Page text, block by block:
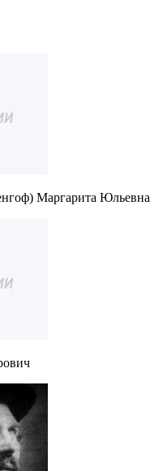
Маргарита Юльевна